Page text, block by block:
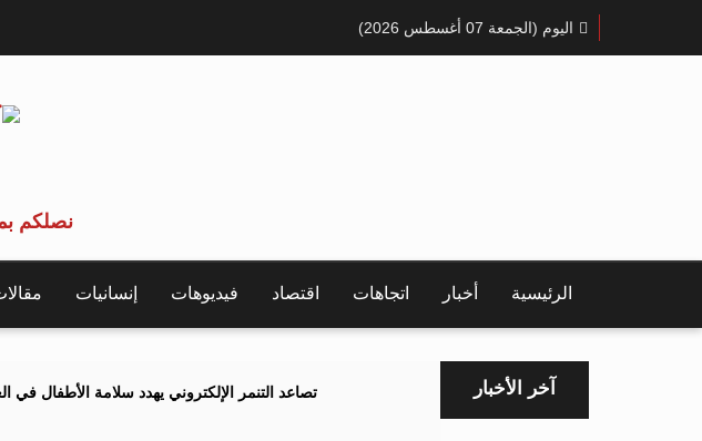
اليوم (الجمعة 07 أغسطس 2026)
نصلكم
الرئيسية أخبار اتجاهات اقتصاد فيديوهات إنسانيات
آخر الأخبار تصاعد التنمر الإلكتروني يهدد سلامة الأطفال في